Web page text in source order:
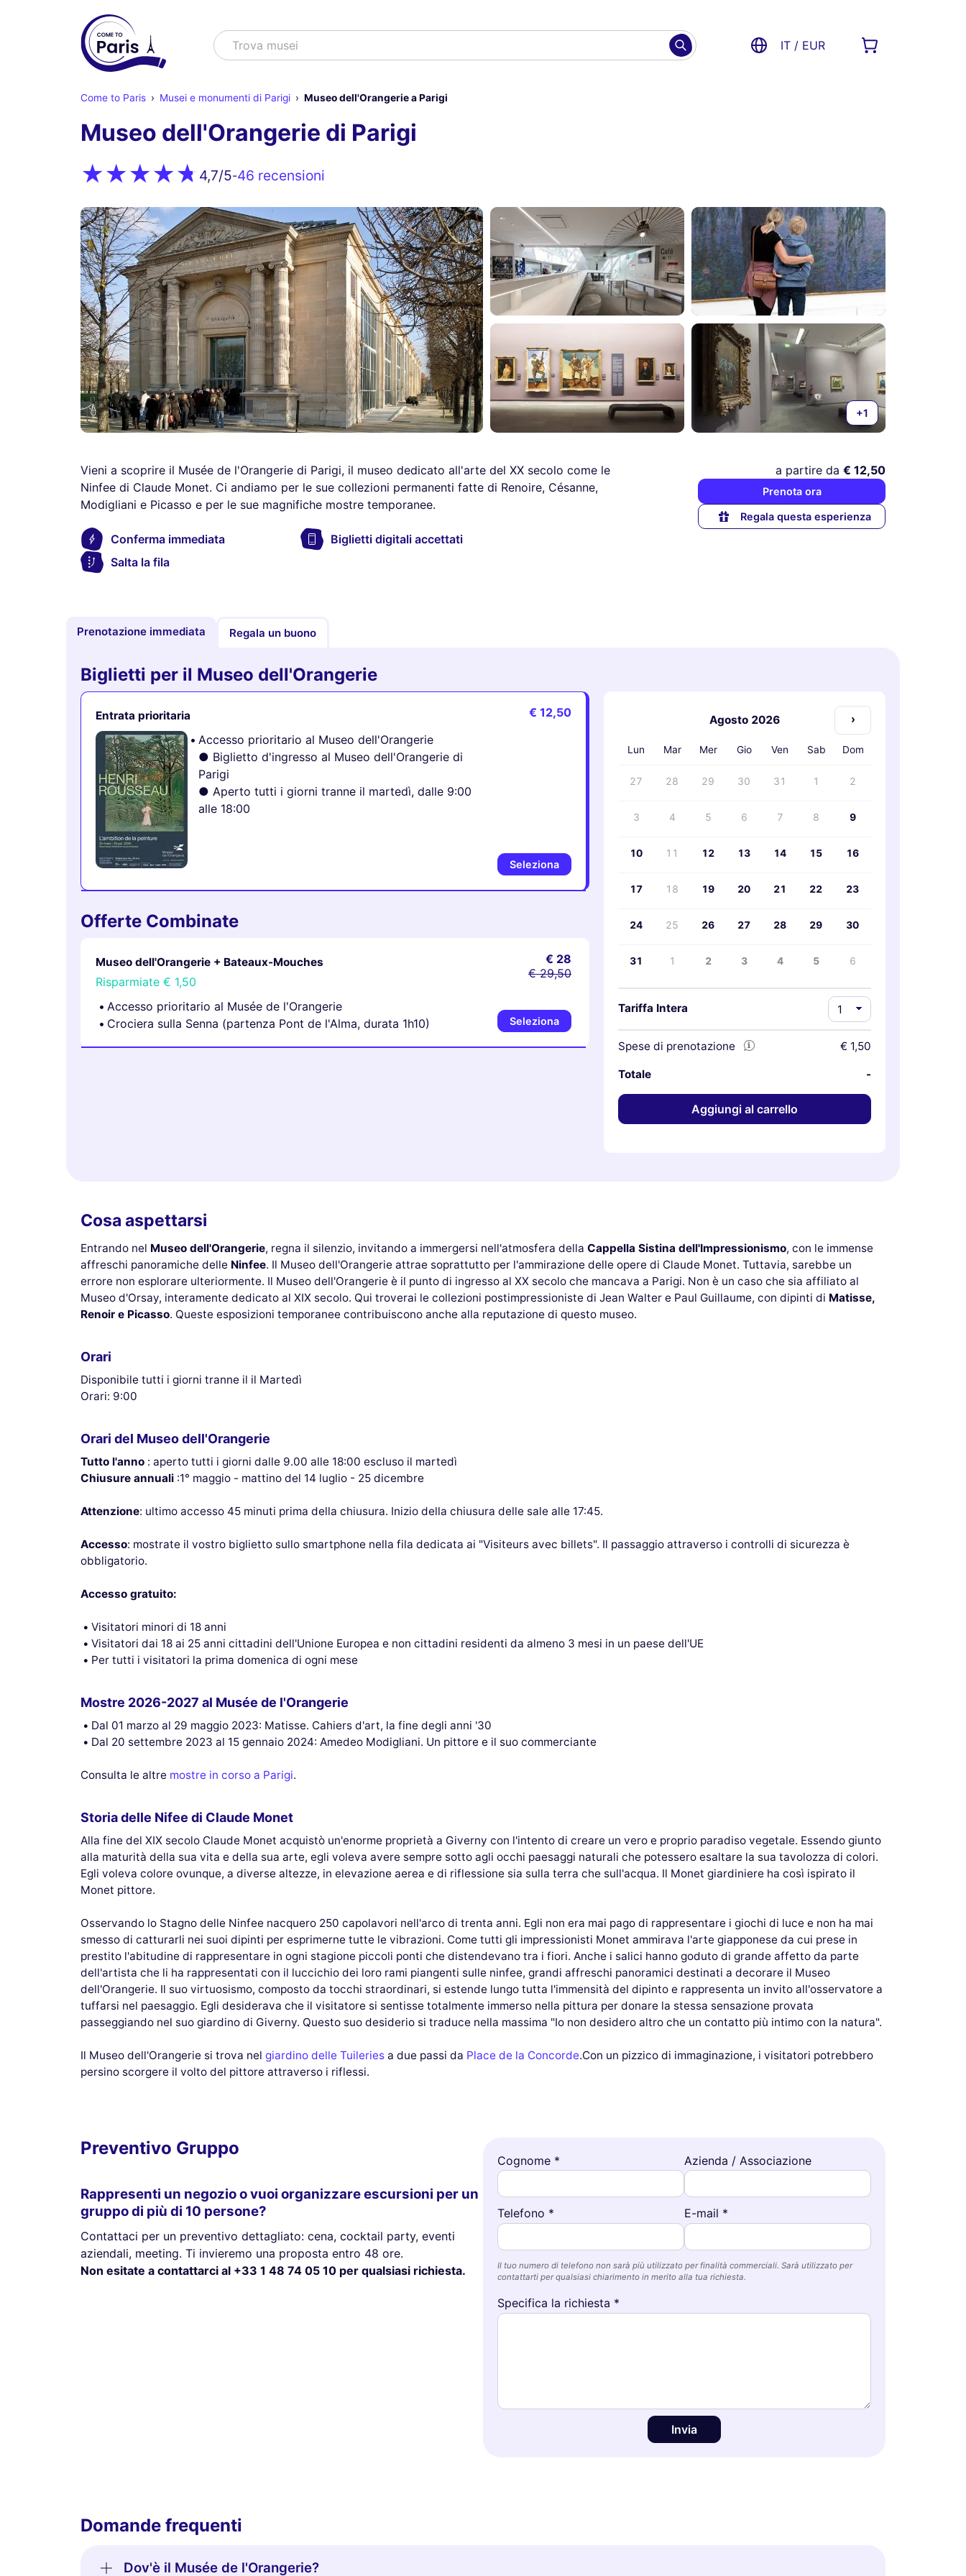
Cercare
Trova spettaco IT / EUR
Come to Paris Musei e monumenti di Parigi Museo dell'Orangerie a Parigi
Museo dell'Orangerie di Parigi
4,7/5-46 recensioni
+1
Vieni a scoprire il Musée de l'Orangerie di Parigi, il museo dedicato all'arte del XX secolo come le
Ninfee di Claude Monet. Ci andiamo per le sue collezioni permanenti fatte di Renoire, Césanne,
Modigliani e Picasso e per le sue magnifiche mostre temporanee.
Conferma immediata
Biglietti digitali accettati
Salta la fila
a partire da € 12,50
Prenota ora
Regala questa esperienza
Prenotazione immediata Regala un buono
Biglietti per il Museo dell'Orangerie
Entrata prioritaria
Accesso prioritario al Museo dell'Orangerie
● Biglietto d'ingresso al Museo dell'Orangerie di
Parigi
● Aperto tutti i giorni tranne il martedì, dalle 9:00
alle 18:00
€ 12,50
Seleziona
Offerte Combinate
Museo dell'Orangerie + Bateaux-Mouches
Risparmiate € 1,50
Accesso prioritario al Musée de l'Orangerie
Crociera sulla Senna (partenza Pont de l'Alma, durata 1h10)
€ 28
€ 29,50
Seleziona
Agosto 2026 ›
Lun Mar Mer Gio Ven Sab Dom
27 28 29 30 31 1 2
3 4 5 6 7 8 9
10 11 12 13 14 15 16
17 18 19 20 21 22 23
24 25 26 27 28 29 30
31 1 2 3 4 5 6
Tariffa Intera
Spese di prenotazione € 1,50
Totale -
Aggiungi al carrello
Cosa aspettarsi
Entrando nel Museo dell'Orangerie, regna il silenzio, invitando a immergersi nell'atmosfera della Cappella Sistina dell'Impressionismo, con le immense
affreschi panoramiche delle Ninfee. Il Museo dell'Orangerie attrae soprattutto per l'ammirazione delle opere di Claude Monet. Tuttavia, sarebbe un
errore non esplorare ulteriormente. Il Museo dell'Orangerie è il punto di ingresso al XX secolo che mancava a Parigi. Non è un caso che sia affiliato al
Museo d'Orsay, interamente dedicato al XIX secolo. Qui troverai le collezioni postimpressioniste di Jean Walter e Paul Guillaume, con dipinti di Matisse,
Renoir e Picasso. Queste esposizioni temporanee contribuiscono anche alla reputazione di questo museo.
Orari
Disponibile tutti i giorni tranne il il Martedì
Orari: 9:00
Orari del Museo dell'Orangerie
Tutto l'anno : aperto tutti i giorni dalle 9.00 alle 18:00 escluso il martedì
Chiusure annuali :1° maggio - mattino del 14 luglio - 25 dicembre
Attenzione: ultimo accesso 45 minuti prima della chiusura. Inizio della chiusura delle sale alle 17:45.
Accesso: mostrate il vostro biglietto sullo smartphone nella fila dedicata ai "Visiteurs avec billets". Il passaggio attraverso i controlli di sicurezza è
obbligatorio.
Accesso gratuito:
Visitatori minori di 18 anni
Visitatori dai 18 ai 25 anni cittadini dell'Unione Europea e non cittadini residenti da almeno 3 mesi in un paese dell'UE
Per tutti i visitatori la prima domenica di ogni mese
Mostre 2026-2027 al Musée de l'Orangerie
Dal 01 marzo al 29 maggio 2023: Matisse. Cahiers d'art, la fine degli anni '30
Dal 20 settembre 2023 al 15 gennaio 2024: Amedeo Modigliani. Un pittore e il suo commerciante
Consulta le altre mostre in corso a Parigi.
Storia delle Nifee di Claude Monet
Alla fine del XIX secolo Claude Monet acquistò un'enorme proprietà a Giverny con l'intento di creare un vero e proprio paradiso vegetale. Essendo giunto
alla maturità della sua vita e della sua arte, egli voleva avere sempre sotto agli occhi paesaggi naturali che potessero esaltare la sua tavolozza di colori.
Egli voleva colore ovunque, a diverse altezze, in elevazione aerea e di riflessione sia sulla terra che sull'acqua. Il Monet giardiniere ha così ispirato il
Monet pittore.
Osservando lo Stagno delle Ninfee nacquero 250 capolavori nell'arco di trenta anni. Egli non era mai pago di rappresentare i giochi di luce e non ha mai
smesso di catturarli nei suoi dipinti per esprimerne tutte le vibrazioni. Come tutti gli impressionisti Monet ammirava l'arte giapponese da cui prese in
prestito l'abitudine di rappresentare in ogni stagione piccoli ponti che distendevano tra i fiori. Anche i salici hanno goduto di grande affetto da parte
dell'artista che li ha rappresentati con il luccichio dei loro rami piangenti sulle ninfee, grandi affreschi panoramici destinati a decorare il Museo
dell'Orangerie. Il suo virtuosismo, composto da tocchi straordinari, si estende lungo tutta l'immensità del dipinto e rappresenta un invito all'osservatore a
tuffarsi nel paesaggio. Egli desiderava che il visitatore si sentisse totalmente immerso nella pittura per donare la stessa sensazione provata
passeggiando nel suo giardino di Giverny. Questo suo desiderio si traduce nella massima "Io non desidero altro che un contatto più intimo con la natura".
Il Museo dell'Orangerie si trova nel giardino delle Tuileries a due passi da Place de la Concorde.Con un pizzico di immaginazione, i visitatori potrebbero
persino scorgere il volto del pittore attraverso i riflessi.
Preventivo Gruppo
Rappresenti un negozio o vuoi organizzare escursioni per un
gruppo di più di 10 persone?
Contattaci per un preventivo dettagliato: cena, cocktail party, eventi
aziendali, meeting. Ti invieremo una proposta entro 48 ore.
Non esitate a contattarci al +33 1 48 74 05 10 per qualsiasi richiesta.
Cognome * Azienda / Associazione
Telefono * E-mail *
Il tuo numero di telefono non sarà più utilizzato per finalità commerciali. Sarà utilizzato per
contattarti per qualsiasi chiarimento in merito alla tua richiesta.
Specifica la richiesta *
Invia
Domande frequenti
Dov'è il Musée de l'Orangerie?